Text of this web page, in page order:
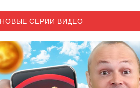
НОВЫЕ СЕРИИ ВИДЕО